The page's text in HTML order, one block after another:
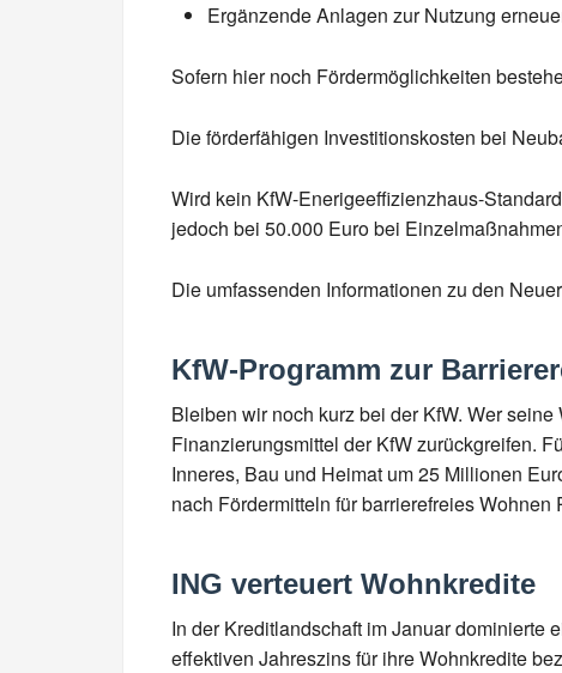
Ergänzende Anlagen zur Nutzung
Sofern hier noch Fördermöglichkeiten
Die förderfähigen Investitionskosten bei
Wird kein KfW-Enerigeeffizienzhaus-
jedoch bei 50.000 Euro bei
Die umfassenden Informationen zu den
KfW-Programm zur
Bleiben wir noch kurz bei der KfW. Wer
Finanzierungsmittel der KfW zurückgreifen.
Inneres, Bau und Heimat um 25 Millionen
nach Fördermitteln für barrierefreies Wohnen
ING verteuert Wohnkredite
In der Kreditlandschaft im Januar dominierte
effektiven Jahreszins für ihre Wohnkredite